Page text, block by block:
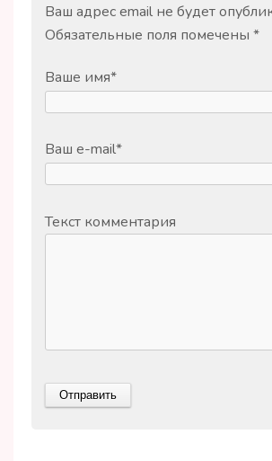
Ваш адрес email не будет
Обязательные поля помечены *
Ваше имя*
Ваш e-mail*
Текст комментария